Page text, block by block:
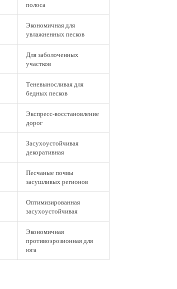
полоса
Экономичная для
увлажненных песков
Для заболоченных
участков
Теневыносливая для
бедных песков
Экспресс-восстановление
дорог
Засухоустойчивая
декоративная
Песчаные почвы
засушливых регионов
Оптимизированная
засухоустойчивая
Экономичная
противоэрозионная для
юга